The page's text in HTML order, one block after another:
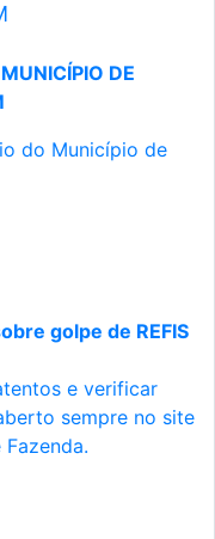
DE
do Município de
golpe de REFIS
e verificar
sempre no site